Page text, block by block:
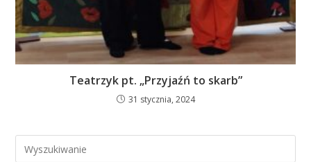
Teatrzyk pt. „Przyjaźń to skarb”
31 stycznia, 2024